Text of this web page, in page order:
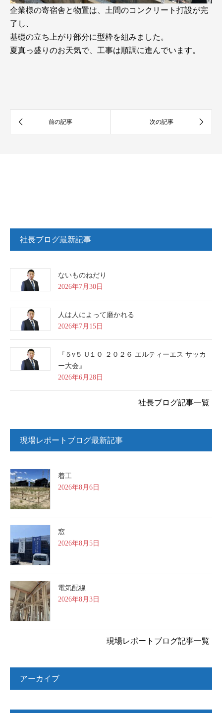
企業様の寄宿舎と物置は、土間のコンクリート打設が完
了し、
基礎の立ち上がり部分に型枠を組みました。
夏真っ盛りのお天気で、工事は順調に進んでいます。
社長ブログ最新記事
ないものねだり
2026年7月30日
人は人によって磨かれる
2026年7月15日
『５v５ U１０ ２０２６ エルティーエス サッカ
ー大会』
2026年6月28日
社長ブログ記事一覧
現場レポートブログ最新記事
着工
2026年8月6日
窓
2026年8月5日
電気配線
2026年8月3日
現場レポートブログ記事一覧
アーカイブ